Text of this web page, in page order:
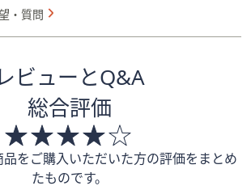
・質問
ビューとQ&A
総合評価
をご購入いただいた方の評価をまとめ
たものです。